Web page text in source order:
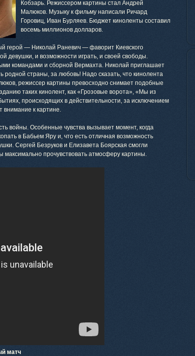
Кобзарь. Режиссером картины стал Андрей
Малюков. Музыку к фильму написали Ричард
Горовиц, Иван Бурляев. Бюджет киноленты составил
восемь миллионов долларов.
герой — Николай Раневич — фаворит Киевского
девушки, и возможности играть, и своей свободы.
командами и сборной Вермахта. Николай приглашает
родной страны, за любовь! Надо сказать, что кинолента
режиссер картины превосходно снимает подобные
таких кинолент, как «Грозовые ворота», «Мы из
происходящих в действительности, за исключением
к картине.
войны. Особенные чувства вызывает момент, когда
в Бабьем Яру и, что есть отличная возможность
Сергей Безруков и Елизавета Боярская смогли
максимально прочувствовать атмосферу картины.
матч